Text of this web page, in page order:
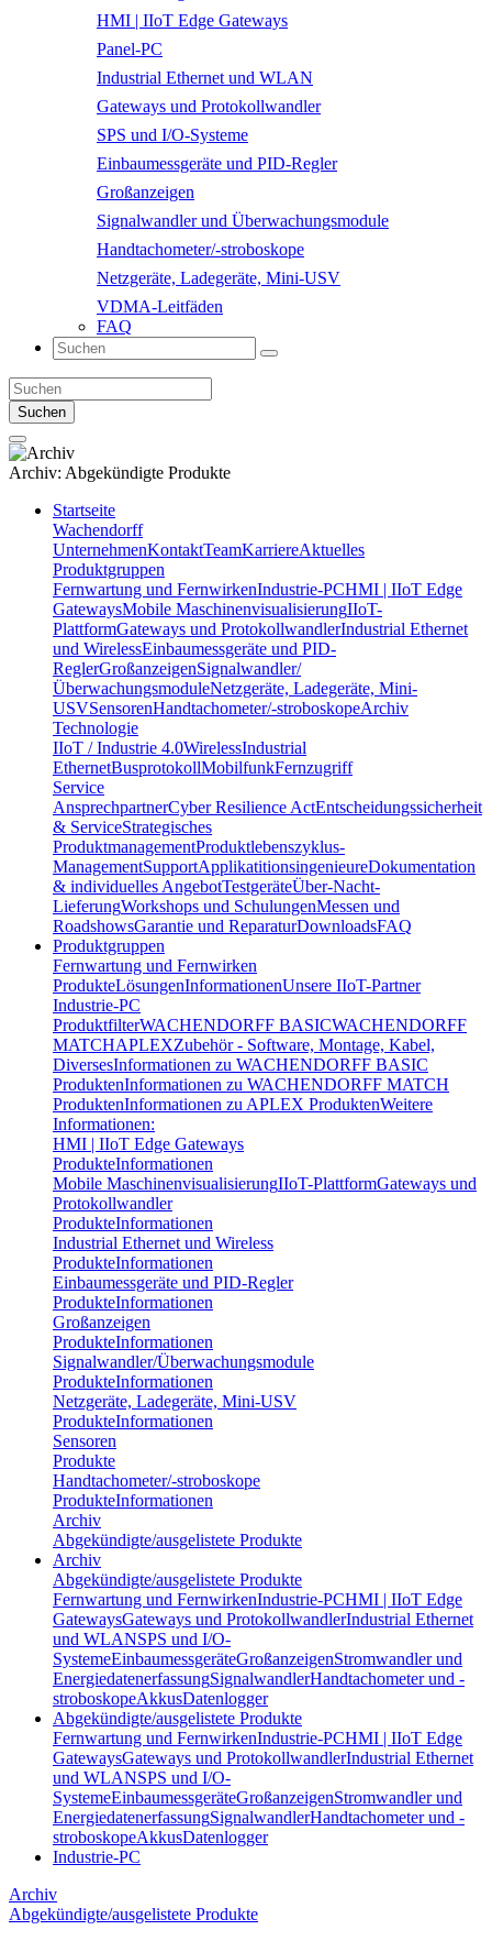
HMI | IIoT Edge Gateways
Panel-PC
Industrial Ethernet und WLAN
Gateways und Protokollwandler
SPS und I/O-Systeme
Einbaumessgeräte und PID-Regler
Großanzeigen
Signalwandler und Überwachungsmodule
Handtachometer/-stroboskope
Netzgeräte, Ladegeräte, Mini-USV
VDMA-Leitfäden
FAQ
Suchen
Archiv: Abgekündigte Produkte
Startseite
Wachendorff
UnternehmenKontaktTeamKarriereAktuelles
Produktgruppen
Fernwartung und FernwirkenIndustrie-PCHMI | IIoT Edge
GatewaysMobile MaschinenvisualisierungIIoT-
PlattformGateways und ProtokollwandlerIndustrial Ethernet
und WirelessEinbaumessgeräte und PID-
ReglerGroßanzeigenSignalwandler/
ÜberwachungsmoduleNetzgeräte, Ladegeräte, Mini-
USVSensorenHandtachometer/-stroboskopeArchiv
Technologie
IIoT / Industrie 4.0WirelessIndustrial
EthernetBusprotokollMobilfunkFernzugriff
Service
AnsprechpartnerCyber Resilience ActEntscheidungssicherheit
& ServiceStrategisches
ProduktmanagementProduktlebenszyklus-
ManagementSupportApplikatitionsingenieureDokumentation
& individuelles AngebotTestgeräteÜber-Nacht-
LieferungWorkshops und SchulungenMessen und
RoadshowsGarantie und ReparaturDownloadsFAQ
Produktgruppen
Fernwartung und Fernwirken
ProdukteLösungenInformationenUnsere IIoT-Partner
Industrie-PC
ProduktfilterWACHENDORFF BASICWACHENDORFF
MATCHAPLEXZubehör - Software, Montage, Kabel,
DiversesInformationen zu WACHENDORFF BASIC
ProduktenInformationen zu WACHENDORFF MATCH
ProduktenInformationen zu APLEX ProduktenWeitere
Informationen:
HMI | IIoT Edge Gateways
ProdukteInformationen
Mobile MaschinenvisualisierungIIoT-PlattformGateways und
Protokollwandler
ProdukteInformationen
Industrial Ethernet und Wireless
ProdukteInformationen
Einbaumessgeräte und PID-Regler
ProdukteInformationen
Großanzeigen
ProdukteInformationen
Signalwandler/Überwachungsmodule
ProdukteInformationen
Netzgeräte, Ladegeräte, Mini-USV
ProdukteInformationen
Sensoren
Produkte
Handtachometer/-stroboskope
ProdukteInformationen
Archiv
Abgekündigte/ausgelistete Produkte
Archiv
Abgekündigte/ausgelistete Produkte
Fernwartung und FernwirkenIndustrie-PCHMI | IIoT Edge
GatewaysGateways und ProtokollwandlerIndustrial Ethernet
und WLANSPS und I/O-
SystemeEinbaumessgeräteGroßanzeigenStromwandler und
EnergiedatenerfassungSignalwandlerHandtachometer und -
stroboskopeAkkusDatenlogger
Abgekündigte/ausgelistete Produkte
Fernwartung und FernwirkenIndustrie-PCHMI | IIoT Edge
GatewaysGateways und ProtokollwandlerIndustrial Ethernet
und WLANSPS und I/O-
SystemeEinbaumessgeräteGroßanzeigenStromwandler und
EnergiedatenerfassungSignalwandlerHandtachometer und -
stroboskopeAkkusDatenlogger
Industrie-PC
Archiv
Abgekündigte/ausgelistete Produkte